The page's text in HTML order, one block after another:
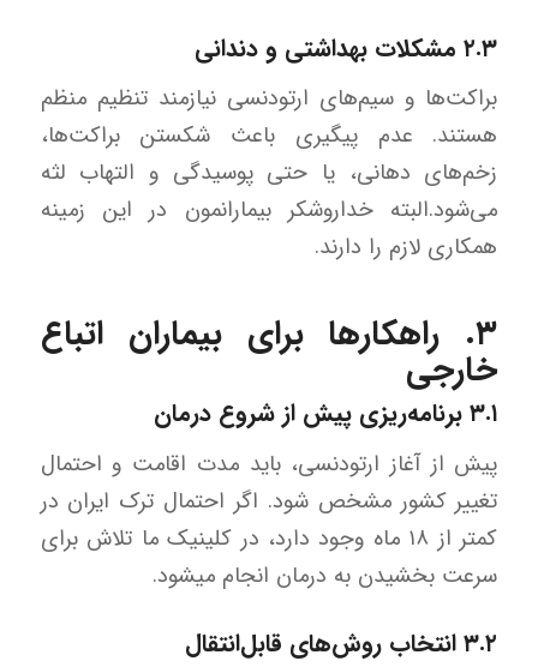
۲.۳ مشکلات بهداشتی و دندانی
براکت‌ها و سیم‌های ارتودنسی نیازمند تنظیم منظم
هستند. عدم پیگیری باعث شکستن براکت‌ها،
زخم‌های دهانی، یا حتی پوسیدگی و التهاب لثه
می‌شود.البته خداروشکر بیمارانمون در این زمینه
همکاری لازم را دارند.
۳. راهکارها برای بیماران اتباع
خارجی
۳.۱ برنامه‌ریزی پیش از شروع درمان
پیش از آغاز ارتودنسی، باید مدت اقامت و احتمال
تغییر کشور مشخص شود. اگر احتمال ترک ایران در
کمتر از ۱۸ ماه وجود دارد، در کلینیک ما تلاش برای
سرعت بخشیدن به درمان انجام میشود.
۳.۲ انتخاب روش‌های قابل‌انتقال